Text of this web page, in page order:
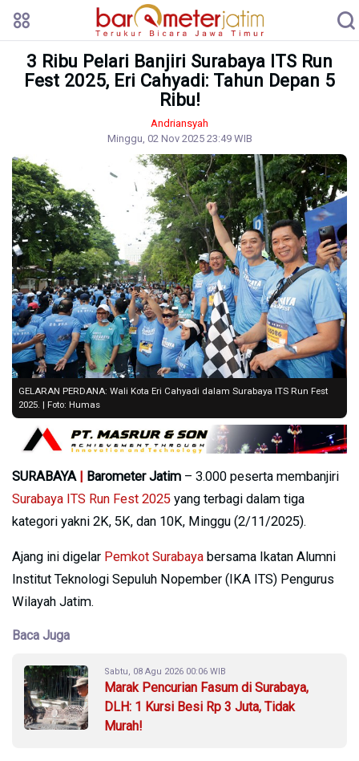
3 Ribu Pelari Banjiri Surabaya ITS Run
Fest 2025, Eri Cahyadi: Tahun Depan 5
Ribu!
Andriansyah
Minggu, 02 Nov 2025 23:49 WIB
GELARAN PERDANA: Wali Kota Eri Cahyadi dalam Surabaya ITS Run Fest
2025. | Foto: Humas
SURABAYA | Barometer Jatim – 3.000 peserta membanjiri
Surabaya ITS Run Fest 2025 yang terbagi dalam tiga
kategori yakni 2K, 5K, dan 10K, Minggu (2/11/2025).
Ajang ini digelar Pemkot Surabaya bersama Ikatan Alumni
Institut Teknologi Sepuluh Nopember (IKA ITS) Pengurus
Wilayah Jatim.
Baca Juga
Sabtu, 08 Agu 2026 00:06 WIB
Marak Pencurian Fasum di Surabaya,
DLH: 1 Kursi Besi Rp 3 Juta, Tidak
Murah!